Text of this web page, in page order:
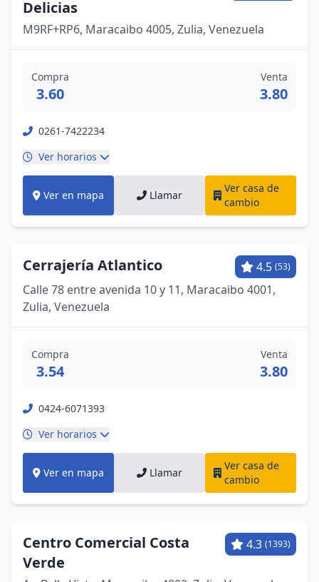
Delicias
M9RF+RP6, Maracaibo 4005, Zulia, Venezuela
Compra
3.60
Venta
3.80
0261-7422234
Ver horarios
Ver en mapa Llamar
Ver casa de
cambio
Cerrajería Atlantico 4.5 (53)
Calle 78 entre avenida 10 y 11, Maracaibo 4001,
Zulia, Venezuela
Compra
3.54
Venta
3.80
0424-6071393
Ver horarios
Ver en mapa Llamar
Ver casa de
cambio
Centro Comercial Costa
Verde
4.3 (1393)